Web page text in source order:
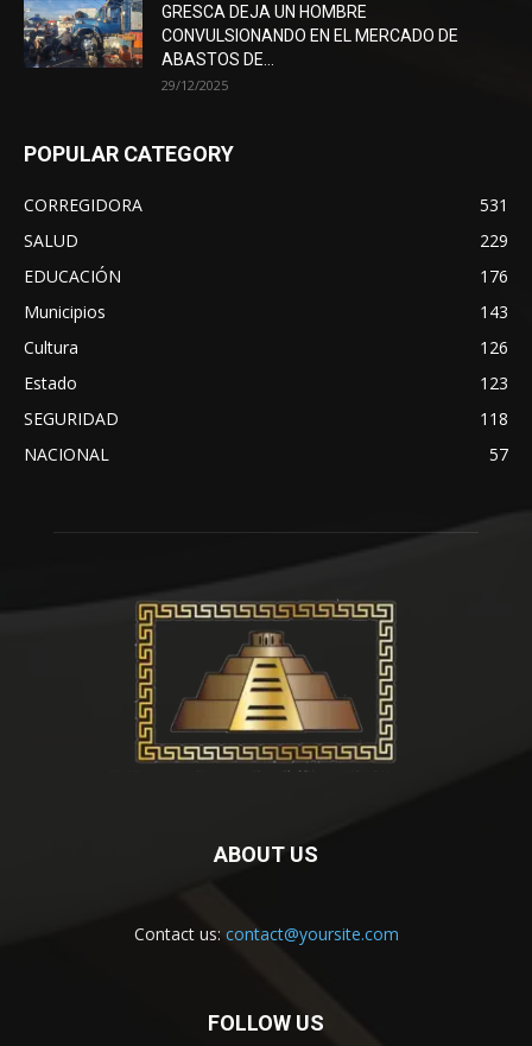
GRESCA DEJA UN HOMBRE
CONVULSIONANDO EN EL MERCADO DE
ABASTOS DE...
29/12/2025
POPULAR CATEGORY
CORREGIDORA
531
SALUD
229
EDUCACIÓN
176
Municipios
143
Cultura
126
Estado
123
SEGURIDAD
118
NACIONAL
57
ABOUT US
Contact us: contact@yoursite.com
FOLLOW US